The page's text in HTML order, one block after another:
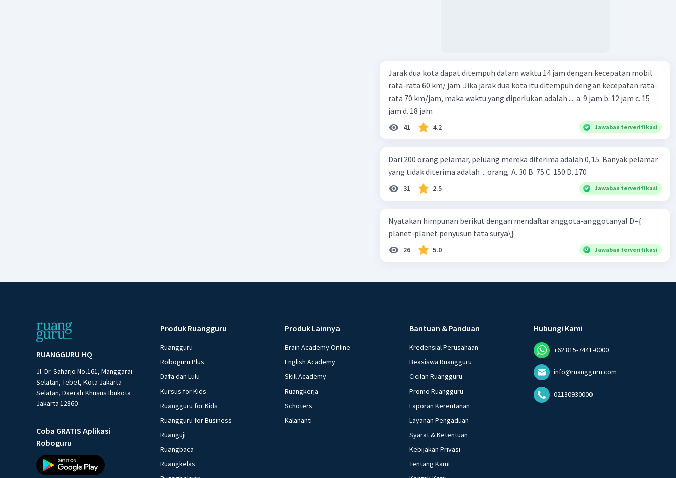
Jarak dua kota dapat ditempuh dalam waktu 14 jam dengan kecepatan mobil
rata-rata 60 km/ jam. Jika jarak dua kota itu ditempuh dengan kecepatan rata-
rata 70 km/jam, maka waktu yang diperlukan adalah .... a. 9 jam b. 12 jam c. 15
jam d. 18 jam
41 4.2 Jawaban terverifikasi
Dari 200 orang pelamar, peluang mereka diterima adalah 0,15. Banyak pelamar
yang tidak diterima adalah ... orang. A. 30 B. 75 C. 150 D. 170
31 2.5 Jawaban terverifikasi
Nyatakan himpunan berikut dengan mendaftar anggota-anggotanyal D={
planet-planet penyusun tata surya\}
26 5.0 Jawaban terverifikasi
RUANGGURU HQ
Jl. Dr. Saharjo No.161, Manggarai
Selatan, Tebet, Kota Jakarta
Selatan, Daerah Khusus Ibukota
Jakarta 12860
Coba GRATIS Aplikasi
Roboguru
Produk Ruangguru
Ruangguru
Roboguru Plus
Dafa dan Lulu
Kursus for Kids
Ruangguru for Kids
Ruangguru for Business
Ruanguji
Ruangbaca
Ruangkelas
Produk Lainnya
Brain Academy Online
English Academy
Skill Academy
Ruangkerja
Schoters
Kalananti
Bantuan & Panduan
Kredensial Perusahaan
Beasiswa Ruangguru
Cicilan Ruangguru
Promo Ruangguru
Laporan Kerentanan
Layanan Pengaduan
Syarat & Ketentuan
Kebijakan Privasi
Tentang Kami
Hubungi Kami
+62 815-7441-0000
info@ruangguru.com
02130930000